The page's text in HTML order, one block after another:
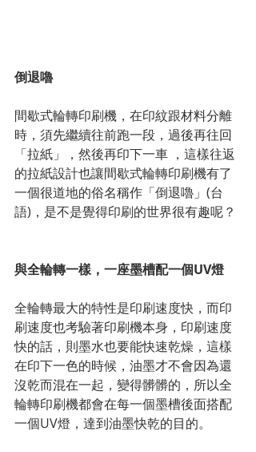
倒退嚕
間歇式輪轉印刷機，在印紋跟材料分離
時，須先繼續往前跑一段，過後再往回
「拉紙」，然後再印下一車 ，這樣往返
的拉紙設計也讓間歇式輪轉印刷機有了
一個很道地的俗名稱作「倒退嚕」(台
語)，是不是覺得印刷的世界很有趣呢？
與全輪轉一樣，一座墨槽配一個UV燈
全輪轉最大的特性是印刷速度快，而印
刷速度也考驗著印刷機本身，印刷速度
快的話，則墨水也要能快速乾燥，這樣
在印下一色的時候，油墨才不會因為還
沒乾而混在一起，變得髒髒的，所以全
輪轉印刷機都會在每一個墨槽後面搭配
一個UV燈，達到油墨快乾的目的。